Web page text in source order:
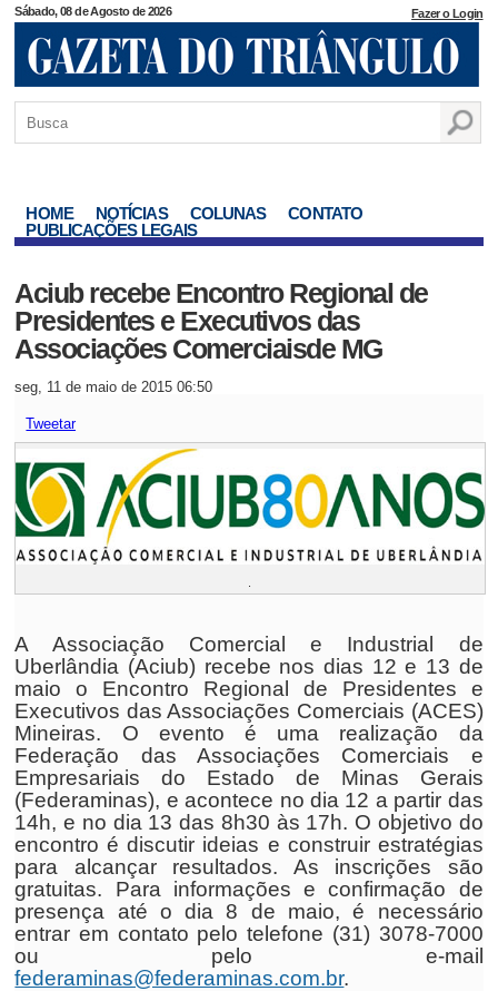
Sábado, 08 de Agosto de 2026 Fazer o Login
HOME NOTÍCIAS COLUNAS
CONTATO
PUBLICAÇÕES LEGAIS
Aciub recebe Encontro Regional de
Presidentes e Executivos das
Associações Comerciaisde MG
seg, 11 de maio de 2015 06:50
Tweetar
A Associação Comercial e Industrial de
Uberlândia (Aciub) recebe nos dias 12 e 13 de
maio o Encontro Regional de Presidentes e
Executivos das Associações Comerciais (ACES)
Mineiras. O evento é uma realização da
Federação das Associações Comerciais e
Empresariais do Estado de Minas Gerais
(Federaminas), e acontece no dia 12 a partir das
14h, e no dia 13 das 8h30 às 17h. O objetivo do
encontro é discutir ideias e construir estratégias
para alcançar resultados. As inscrições são
gratuitas. Para informações e confirmação de
presença até o dia 8 de maio, é necessário
entrar em contato pelo telefone (31) 3078-7000
ou pelo e-mail
federaminas@federaminas.com.br.